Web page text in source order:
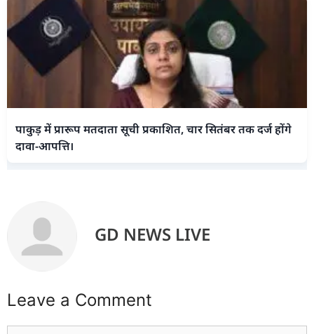
पाकुड़ में प्रारूप मतदाता सूची प्रकाशित, चार सितंबर तक दर्ज होंगे
दावा-आपत्ति।
GD NEWS LIVE
Leave a Comment